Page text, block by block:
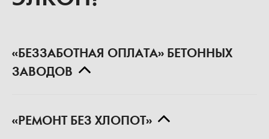
«БЕЗЗАБОТНАЯ ОПЛАТА» БЕТОННЫХ
ЗАВОДОВ
«РЕМОНТ БЕЗ ХЛОПОТ»